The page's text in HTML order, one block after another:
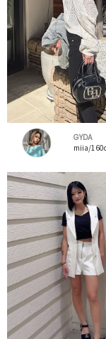
GYDA
miia/